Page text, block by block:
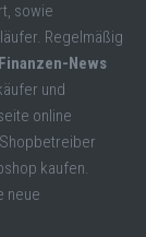
sowie
Regelmäßig
News
und
online
kaufen.
neue